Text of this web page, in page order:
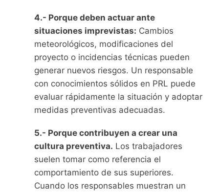
4.- Porque deben actuar ante
situaciones imprevistas: Cambios
meteorológicos, modificaciones del
proyecto o incidencias técnicas pueden
generar nuevos riesgos. Un responsable
con conocimientos sólidos en PRL puede
evaluar rápidamente la situación y adoptar
medidas preventivas adecuadas.
5.- Porque contribuyen a crear una
cultura preventiva. Los trabajadores
suelen tomar como referencia el
comportamiento de sus superiores.
Cuando los responsables muestran un